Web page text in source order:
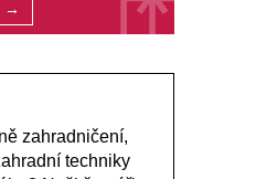
→
zahradničení,
techniky